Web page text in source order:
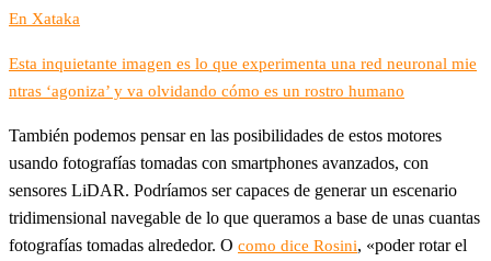
En Xataka
Esta inquietante imagen es lo que experimenta una red neuronal mie
ntras ‘agoniza’ y va olvidando cómo es un rostro humano
También podemos pensar en las posibilidades de estos motores
usando fotografías tomadas con smartphones avanzados, con
sensores LiDAR. Podríamos ser capaces de generar un escenario
tridimensional navegable de lo que queramos a base de unas cuantas
fotografías tomadas alrededor. O como dice Rosini, «poder rotar el